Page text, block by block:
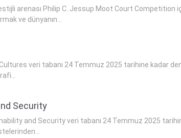
arenası Philip C. Jessup Moot Court Competition
ve dünyanın...
Cultures veri tabanı 24 Temmuz 2025 tarihine kadar
Security
and Security veri tabanı 24 Temmuz 2025